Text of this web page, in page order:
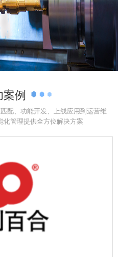
案例
配、功能开发、上线应用到运营维
管理提供全方位解决方案